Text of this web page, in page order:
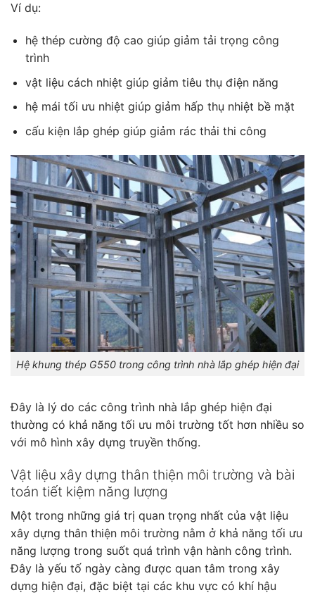
Ví dụ:
hệ thép cường độ cao giúp giảm tải trọng công
trình
vật liệu cách nhiệt giúp giảm tiêu thụ điện năng
hệ mái tối ưu nhiệt giúp giảm hấp thụ nhiệt bề mặt
cấu kiện lắp ghép giúp giảm rác thải thi công
Hệ khung thép G550 trong công trình nhà lắp ghép hiện đại
Đây là lý do các công trình nhà lắp ghép hiện đại
thường có khả năng tối ưu môi trường tốt hơn nhiều so
với mô hình xây dựng truyền thống.
Vật liệu xây dựng thân thiện môi trường và bài
toán tiết kiệm năng lượng
Một trong những giá trị quan trọng nhất của vật liệu
xây dựng thân thiện môi trường nằm ở khả năng tối ưu
năng lượng trong suốt quá trình vận hành công trình.
Đây là yếu tố ngày càng được quan tâm trong xây
dựng hiện đại, đặc biệt tại các khu vực có khí hậu